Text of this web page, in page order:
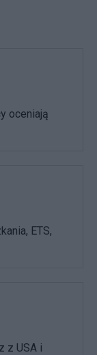
oceniają
ETS,
z USA i